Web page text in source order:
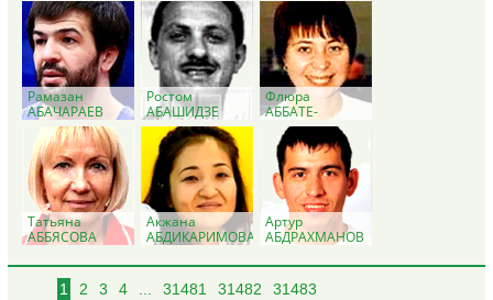
Рамазан
АБАЧАРАЕВ
Ростом
АБАШИДЗЕ
Флюра
АББАТЕ-
БУЛАТОВА
Татьяна
АББЯСОВА
Акжана
АБДИКАРИМОВА
Артур
АБДРАХМАНОВ
1 2 3 4 ... 31481 31482 31483